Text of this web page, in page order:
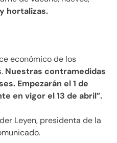
hortalizas.
económico de los
Nuestras contramedidas
Empezarán el 1 de
en vigor el 13 de abril”.
Leyen, presidenta de la